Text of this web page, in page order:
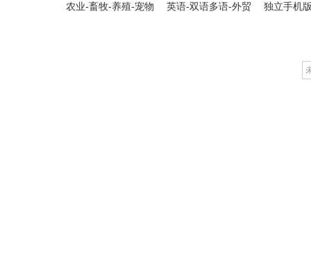
农业-畜牧-养殖-宠物
英语-双语多语-外贸 独立手机